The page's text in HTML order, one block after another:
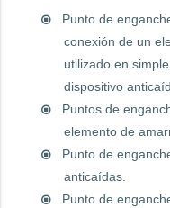
Punto de
conexión de un
utilizado en
dispositivo
Puntos de
elemento de
Punto de
anticaídas.
Punto de